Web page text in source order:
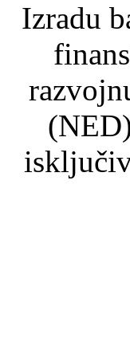
Izradu